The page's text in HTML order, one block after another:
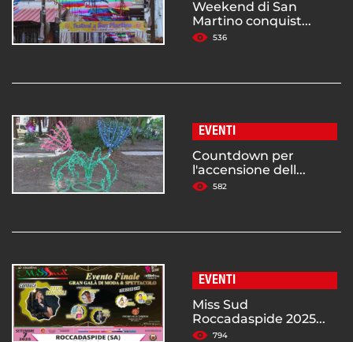
Weekend di San
Martino conquist...
536
EVENTI
Countdown per
l'accensione dell...
582
EVENTI
Miss Sud
Roccadaspide 2025...
794